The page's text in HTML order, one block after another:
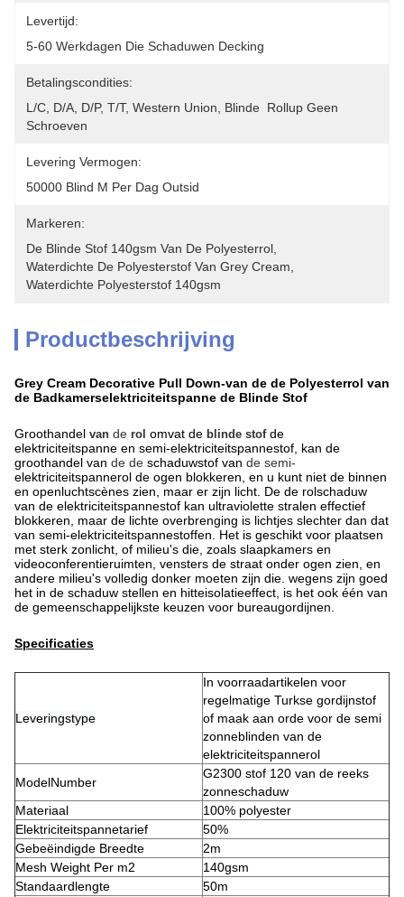
Levertijd:
5-60 Werkdagen Die Schaduwen Decking
Betalingscondities:
L/C, D/A, D/P, T/T, Western Union, Blinde  Rollup Geen
Schroeven
Levering Vermogen:
50000 Blind M Per Dag Outsid
Markeren:
De Blinde Stof 140gsm Van De Polyesterrol
Waterdichte De Polyesterstof Van Grey Cream
Waterdichte Polyesterstof 140gsm
Productbeschrijving
Grey Cream Decorative Pull Down-van de de Polyesterrol van
de Badkamerselektriciteitspanne de Blinde Stof
Groothandel van de rol omvat de blinde stofde
elektriciteitspanne en semi-elektriciteitspannestof, kan de
groothandel van de de schaduwstof van de semi-
elektriciteitspannerol de ogen blokkeren, en u kunt niet de binnen
en openluchtscènes zien, maar er zijn licht. De de rolschaduw
van de elektriciteitspannestof kan ultraviolette stralen effectief
blokkeren, maar de lichte overbrenging is lichtjes slechter dan dat
van semi-elektriciteitspannestoffen. Het is geschikt voor plaatsen
met sterk zonlicht, of milieu's die, zoals slaapkamers en
videoconferentieruimten, vensters de straat onder ogen zien, en
andere milieu's volledig donker moeten zijn die. wegens zijn goed
het in de schaduw stellen en hitteisolatieeffect, is het ook één van
de gemeenschappelijkste keuzen voor bureaugordijnen.
Specificaties
Leveringstype
In voorraadartikelen voor
regelmatige Turkse gordijnstof
of maak aan orde voor de semi
zonneblinden van de
elektriciteitspannerol
ModelNumber
G2300 stof 120 van de reeks
zonneschaduw
Materiaal
100% polyester
Elektriciteitspannetarief
50%
Gebeëindigde Breedte
2m
Mesh Weight Per m2
140gsm
Standaardlengte
50m